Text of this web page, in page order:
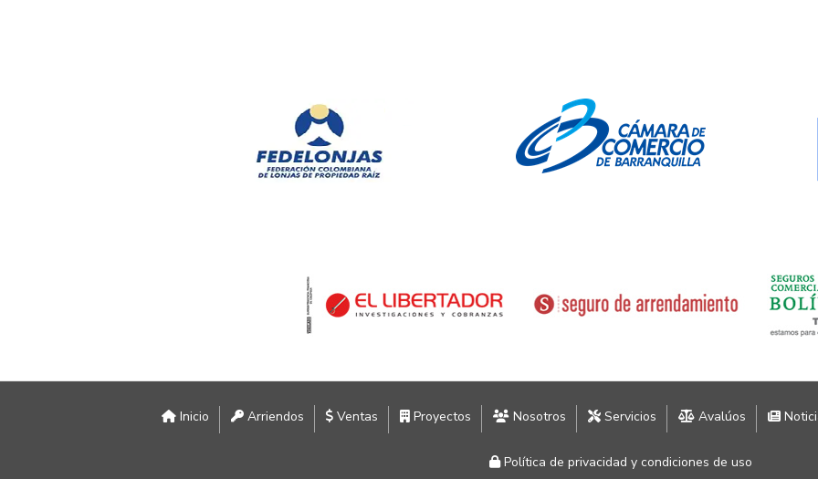
Inicio Arriendos Ventas Proyectos Nosotros Servicios Avalúos
Política de privacidad y condiciones de uso